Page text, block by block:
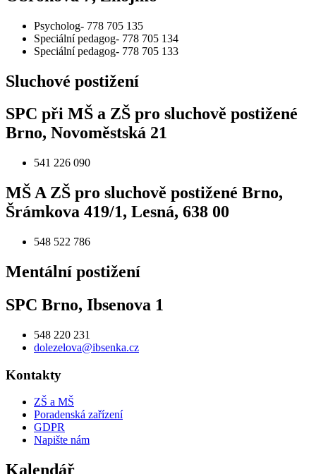
Psycholog- 778 705 135
Speciální pedagog- 778 705 134
Speciální pedagog- 778 705 133
Sluchové postižení
SPC při MŠ a ZŠ pro sluchově postižené
Brno, Novoměstská 21
541 226 090
MŠ A ZŠ pro sluchově postižené Brno,
Šrámkova 419/1, Lesná, 638 00
548 522 786
Mentální postižení
SPC Brno, Ibsenova 1
548 220 231
dolezelova@ibsenka.cz
Kontakty
ZŠ a MŠ
Poradenská zařízení
GDPR
Napište nám
Kalendář